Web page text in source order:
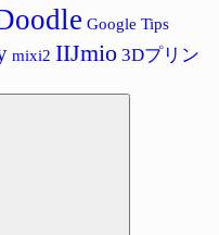
Google Tips
mixi2 IIJmio 3Dプリン